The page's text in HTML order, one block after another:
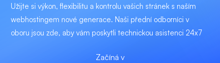
Užijte si výkon, flexibilitu a kontrolu vašich stránek s naším
webhostingem nové generace. Naši přední odborníci v
oboru jsou zde, aby vám poskytli technickou asistenci 24x7
Začíná v